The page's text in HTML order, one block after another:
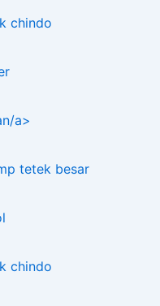
chindo
a>
tetek besar
chindo